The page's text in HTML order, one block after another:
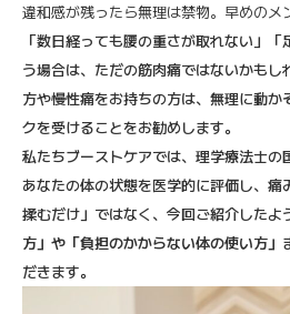
違和感が残ったら無理は禁物。早めのメ
「数日経っても腰の重さが取れない」
う場合は、ただの筋肉痛ではないかもし
方や慢性痛をお持ちの方は、無理に動か
クを受けることをお勧めします。
私たちブーストケアでは、理学療法士の
あなたの体の状態を医学的に評価し、
揉むだけ」ではなく、今回ご紹介したよ
方」や「負担のかからない体の使い方」
だきます。